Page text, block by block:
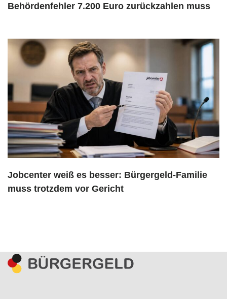
Behördenfehler 7.200 Euro zurückzahlen muss
Jobcenter weiß es besser: Bürgergeld-Familie
muss trotzdem vor Gericht